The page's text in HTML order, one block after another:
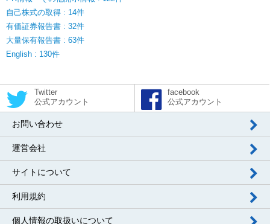
自己株式の取得 : 14件
有価証券報告書 : 32件
大量保有報告書 : 63件
English : 130件
Twitter
公式アカウント
facebook
公式アカウント
お問い合わせ
運営会社
サイトについて
利用規約
個人情報の取扱いについて